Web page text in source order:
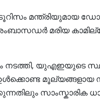
ടൂറിസം മന്ത്രിയുമായ
മരിയ
നടത്തി, യുഎഇയുടെ
മൂല്യങ്ങളായ